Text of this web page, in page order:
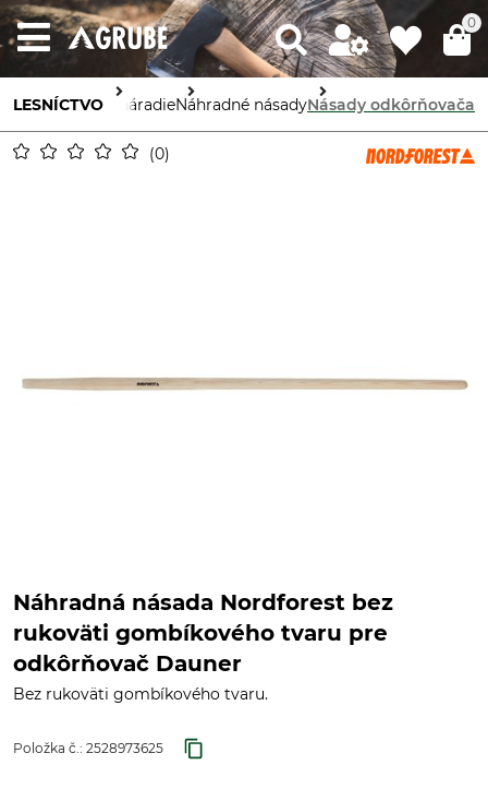
0
LESNÍCTVO
Lesnícke náradieNáhradné násadyNásady odkôrňovača
0
Náhradná násada Nordforest bez
rukoväti gombíkového tvaru pre
odkôrňovač Dauner
Bez rukoväti gombíkového tvaru.
Položka č.: 2528973625